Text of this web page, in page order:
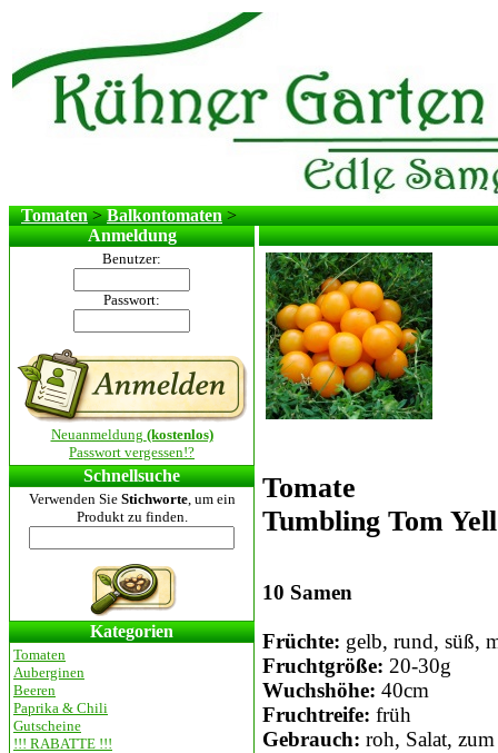
Tomaten>Balkontomaten>
Anmeldung
Benutzer:
Passwort:
Neuanmeldung (kostenlos)
Passwort vergessen!?
Schnellsuche
Verwenden Sie Stichworte, um ein
Produkt zu finden.
Kategorien
Tomaten
Auberginen
Beeren
Paprika & Chili
Gutscheine
!!! RABATTE !!!
Tomate
Tumbling Tom
10 Samen
Früchte: gelb, rund, süß,
Fruchtgröße: 20-30g
Wuchshöhe: 40сm
Fruchtreife: früh
Gebrauch: roh, Salat,